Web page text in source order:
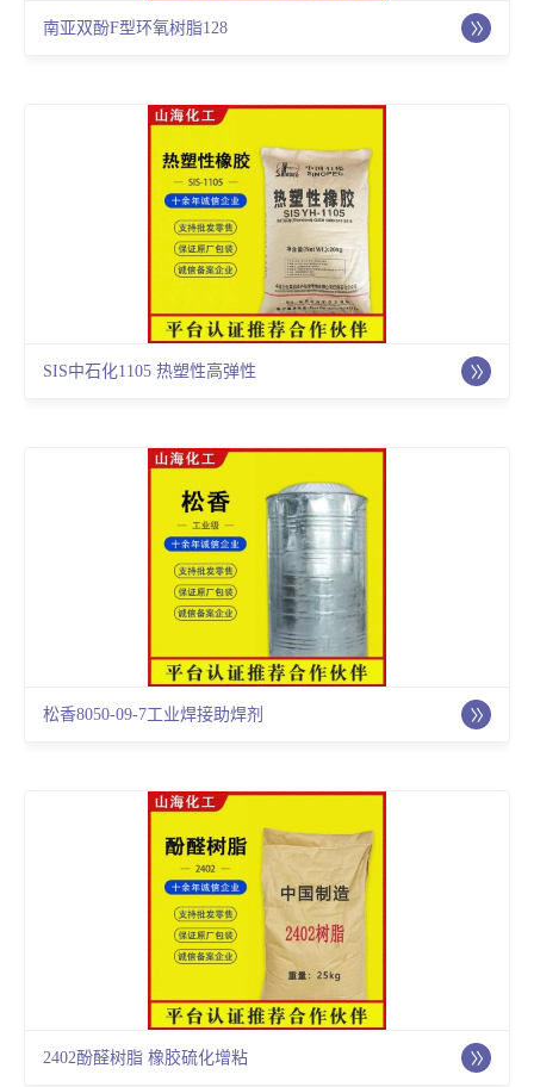
南亚双酚F型环氧树脂128
SIS中石化1105 热塑性高弹性
松香8050-09-7工业焊接助焊剂
2402酚醛树脂 橡胶硫化增粘